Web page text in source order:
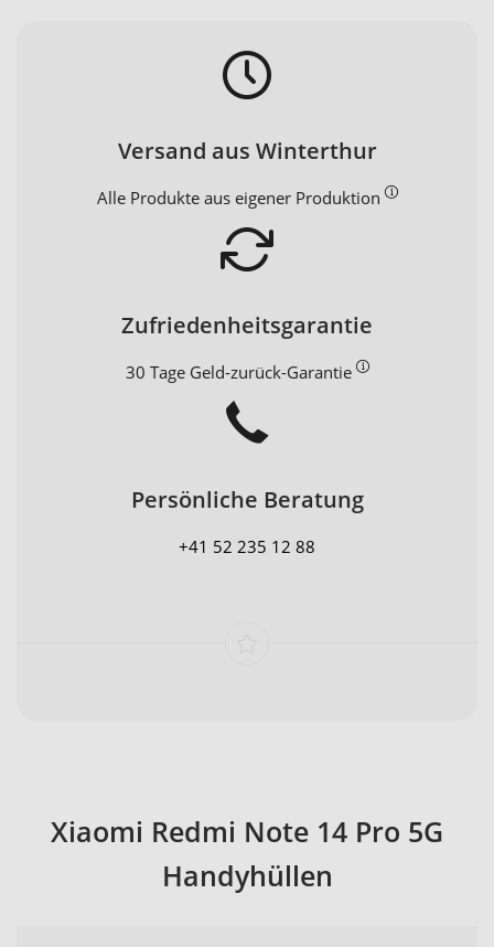
Versand aus Winterthur
Alle Produkte aus eigener Produktion
Zufriedenheitsgarantie
30 Tage Geld-zurück-Garantie
Persönliche Beratung
+41 52 235 12 88
Xiaomi Redmi Note 14 Pro 5G
Handyhüllen